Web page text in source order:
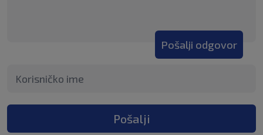
Pošalji odgovor
Pošalji